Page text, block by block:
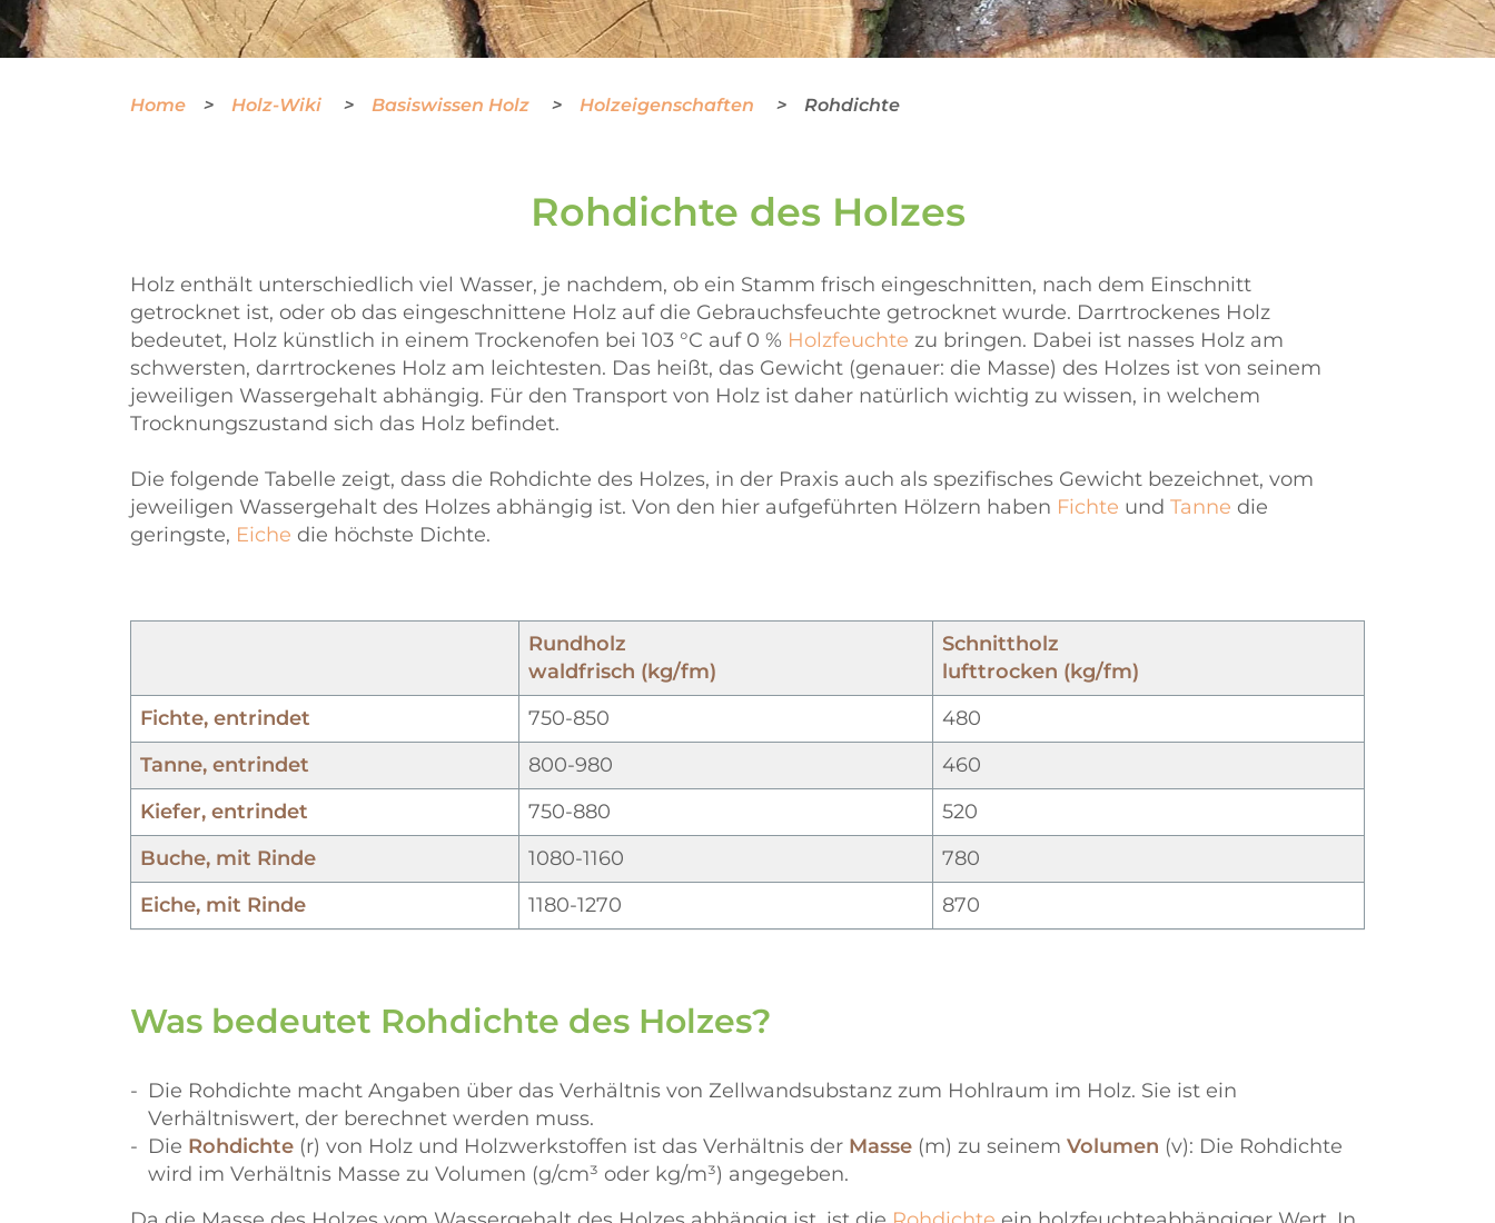
Home Holz-Wiki Basiswissen Holz Holzeigenschaften Rohdichte
Rohdichte des Holzes
Holz enthält unterschiedlich viel Wasser, je nachdem, ob ein Stamm frisch eingeschnitten, nach dem Einschnitt
getrocknet ist, oder ob das eingeschnittene Holz auf die Gebrauchsfeuchte getrocknet wurde. Darrtrockenes Holz
bedeutet, Holz künstlich in einem Trockenofen bei 103 °C auf 0 % Holzfeuchte zu bringen. Dabei ist nasses Holz am
schwersten, darrtrockenes Holz am leichtesten. Das heißt, das Gewicht (genauer: die Masse) des Holzes ist von seinem
jeweiligen Wassergehalt abhängig. Für den Transport von Holz ist daher natürlich wichtig zu wissen, in welchem
Trocknungszustand sich das Holz befindet.
Die folgende Tabelle zeigt, dass die Rohdichte des Holzes, in der Praxis auch als spezifisches Gewicht bezeichnet, vom
jeweiligen Wassergehalt des Holzes abhängig ist. Von den hier aufgeführten Hölzern haben Fichte und Tanne die
geringste, Eiche die höchste Dichte.
Rundholz
waldfrisch (kg/fm)
Schnittholz
lufttrocken (kg/fm)
Fichte, entrindet
750-850
480
Tanne, entrindet
800-980
460
Kiefer, entrindet
750-880
520
Buche, mit Rinde
1080-1160
780
Eiche, mit Rinde
1180-1270 870
Was bedeutet Rohdichte des Holzes?
Die Rohdichte macht Angaben über das Verhältnis von Zellwandsubstanz zum Hohlraum im Holz. Sie ist ein
Verhältniswert, der berechnet werden muss.
Die Rohdichte (r) von Holz und Holzwerkstoffen ist das Verhältnis der Masse (m) zu seinem Volumen (v): Die Rohdichte
wird im Verhältnis Masse zu Volumen (g/cm³ oder kg/m³) angegeben.